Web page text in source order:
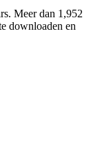
Meer dan 1,952
downloaden en